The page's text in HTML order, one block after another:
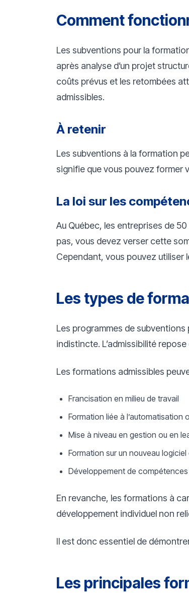
Comment
Les subventions pour la
après analyse d’un projet
coûts prévus et les retombées
admissibles.
À retenir
Les subventions à la formation
signifie que vous pouvez former
La loi sur les
Au Québec, les entreprises de
pas, vous devez verser cette
Cependant, vous pouvez
Les types de
Les programmes de
indistincte. L’admissibilité
Les formations admissibles
Francisation en milieu de travail
Formation liée à l’automatisation
Mise à niveau en gestion ou en
Formation sur un nouveau
Développement de
En revanche, les formations à
développement individuel non
Il est donc essentiel de
Les principales